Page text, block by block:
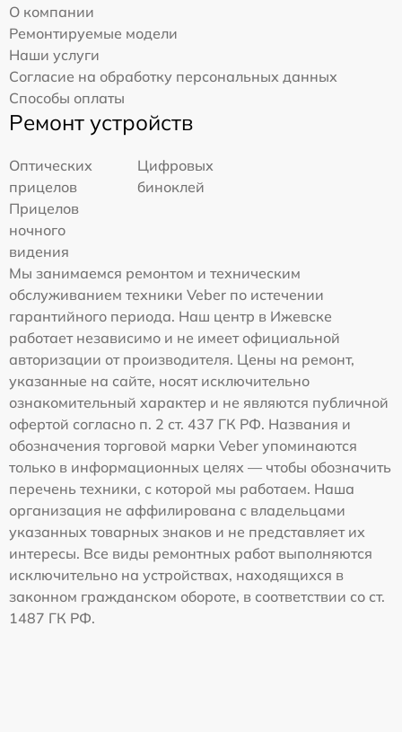
О компании
Ремонтируемые модели
Наши услуги
Согласие на обработку персональных данных
Способы оплаты
Ремонт устройств
Оптических
прицелов
Цифровых
биноклей
Прицелов
ночного
видения
Мы занимаемся ремонтом и техническим
обслуживанием техники Veber по истечении
гарантийного периода. Наш центр в Ижевске
работает независимо и не имеет официальной
авторизации от производителя. Цены на ремонт,
указанные на сайте, носят исключительно
ознакомительный характер и не являются публичной
офертой согласно п. 2 ст. 437 ГК РФ. Названия и
обозначения торговой марки Veber упоминаются
только в информационных целях — чтобы обозначить
перечень техники, с которой мы работаем. Наша
организация не аффилирована с владельцами
указанных товарных знаков и не представляет их
интересы. Все виды ремонтных работ выполняются
исключительно на устройствах, находящихся в
законном гражданском обороте, в соответствии со ст.
1487 ГК РФ.